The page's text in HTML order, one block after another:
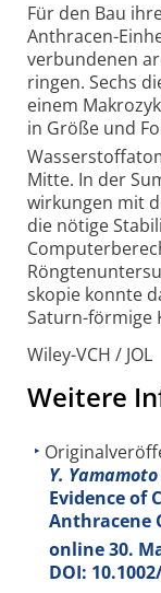
Für den Bau
Anthracen-
verbundenen
ringen. Sechs
einem
in Größe und
Mitte. In der
wirkungen mit
die nötige
skopie konnte
Saturn-förmige
Wiley-VCH / JOL
Weitere
Y.
Evidence of
Anthracene
online 30.
DOI: